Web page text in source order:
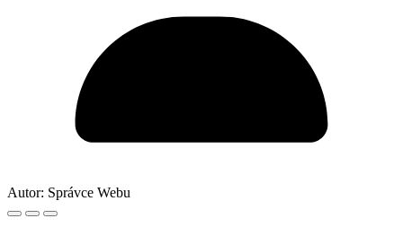
Autor: Správce Webu